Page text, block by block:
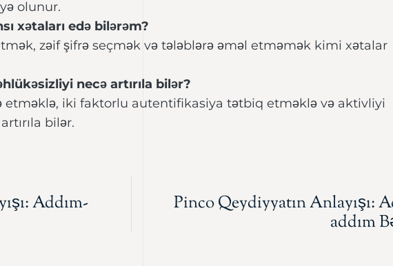
olunur.
xətaları edə bilərəm?
zəif şifrə seçmək və tələblərə əməl etməmək kimi xətalar
necə artırıla bilər?
etməklə, iki faktorlu autentifikasiya tətbiq etməklə və aktivliyi
bilər.
Addım-
Pinco Qeydiyyatın Anlayışı:
addım